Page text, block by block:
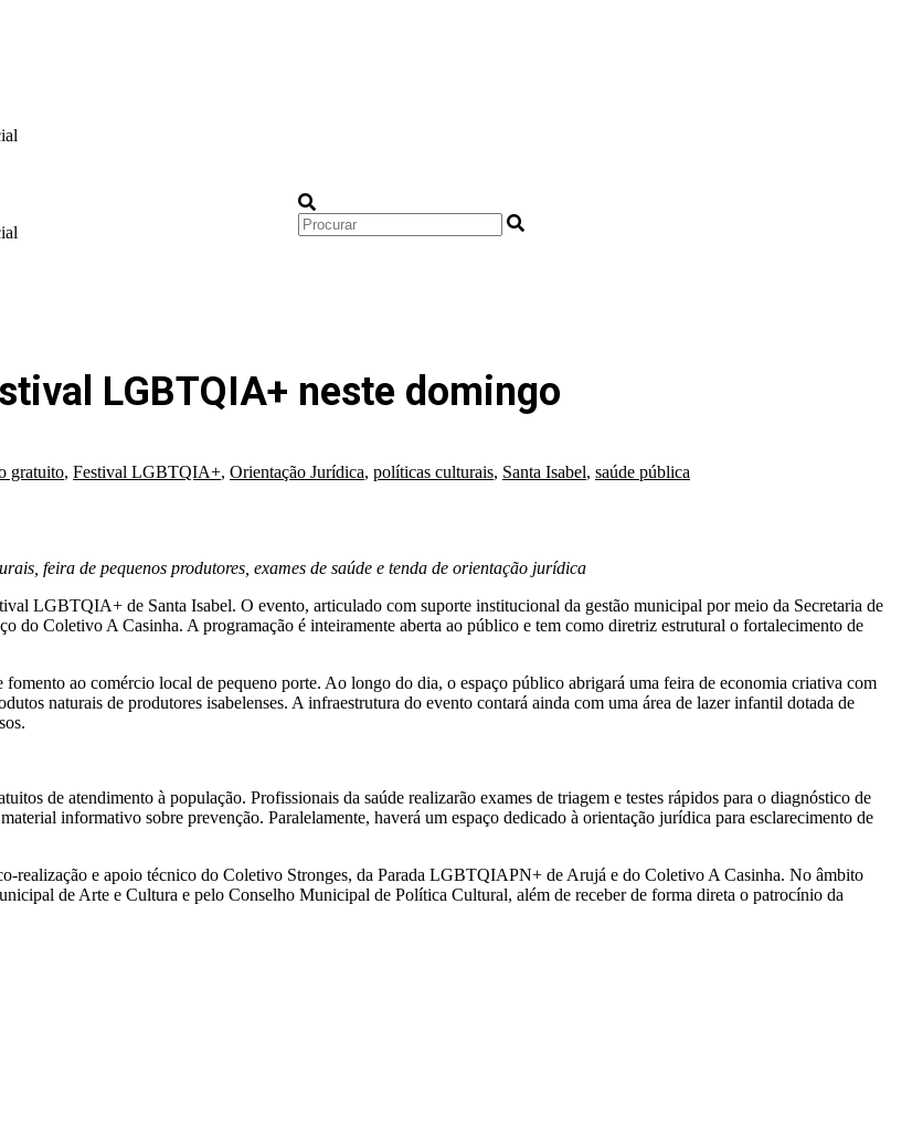
LGBTQIA+ neste domingo
gratuito, Festival LGBTQIA+, Orientação Jurídica, políticas culturais, Santa Isabel, saúde pública
feira de pequenos produtores, exames de saúde e tenda de orientação jurídica
LGBTQIA+ de Santa Isabel. O evento, articulado com suporte institucional da gestão municipal por meio da Secretaria de
do Coletivo A Casinha. A programação é inteiramente aberta ao público e tem como diretriz estrutural o fortalecimento de
ao comércio local de pequeno porte. Ao longo do dia, o espaço público abrigará uma feira de economia criativa com
naturais de produtores isabelenses. A infraestrutura do evento contará ainda com uma área de lazer infantil dotada de
de atendimento à população. Profissionais da saúde realizarão exames de triagem e testes rápidos para o diagnóstico de
informativo sobre prevenção. Paralelamente, haverá um espaço dedicado à orientação jurídica para esclarecimento de
realização e apoio técnico do Coletivo Stronges, da Parada LGBTQIAPN+ de Arujá e do Coletivo A Casinha. No âmbito
de Arte e Cultura e pelo Conselho Municipal de Política Cultural, além de receber de forma direta o patrocínio da